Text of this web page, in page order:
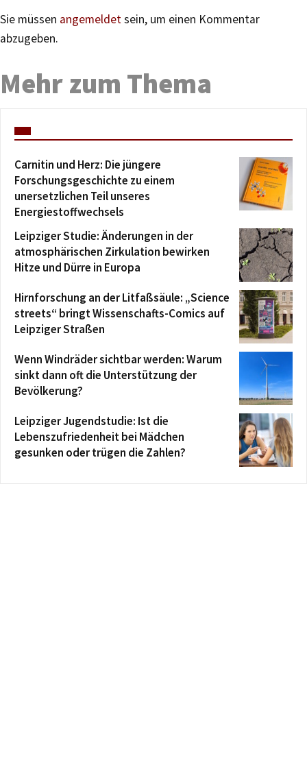
Sie müssen angemeldetsein, um einen Kommentar
abzugeben.
Mehr zum Thema
Carnitin und Herz: Die jüngere
Forschungsgeschichte zu einem
unersetzlichen Teil unseres
Energiestoffwechsels
Leipziger Studie: Änderungen in der
atmosphärischen Zirkulation bewirken
Hitze und Dürre in Europa
Hirnforschung an der Litfaßsäule: „Science
streets“ bringt Wissenschafts-Comics auf
Leipziger Straßen
Wenn Windräder sichtbar werden: Warum
sinkt dann oft die Unterstützung der
Bevölkerung?
Leipziger Jugendstudie: Ist die
Lebenszufriedenheit bei Mädchen
gesunken oder trügen die Zahlen?